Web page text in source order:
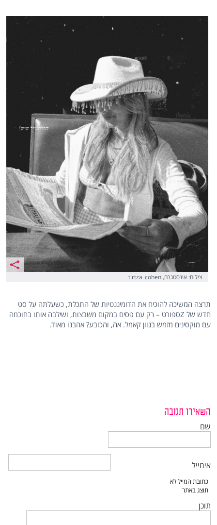
צילום: אינסטגרם, tirtza_cohen
תרצה המשיכה להוכיח את הדומיננטיות של התכלת, כשעלתה על סט
חדש של Zספורט – רק עם פסים במקום משבצות, ושילבה אותו בחוכמה
עם מוקסינים מזמש בגוון קאמל. אה, והכובע? אהבנו מאוד.
השאירו תגובה
שם
אימייל
תוכן